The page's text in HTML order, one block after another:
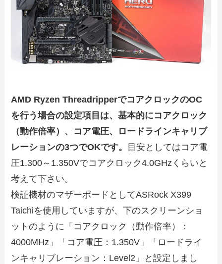
AMD Ryzen ThreadripperでコアクロックのOC
を行う場合の設定項目は、基本的にコアクロック
（動作倍率）、コア電圧、ロードラインキャリブ
レーションの3つでOKです。
目安としてはコア電
圧1.300～1.350Vでコアクロック4.0GHzくらいと
考えて下さい。
検証機材のマザーボードとしてASRock X399
Taichiを使用していますが、下のスクリーンショ
ットのように「コアクロック（動作倍率）：
4000MHz」「コア電圧：1.350V」「ロードライ
ンキャリブレーション：Level2」と設定しまし